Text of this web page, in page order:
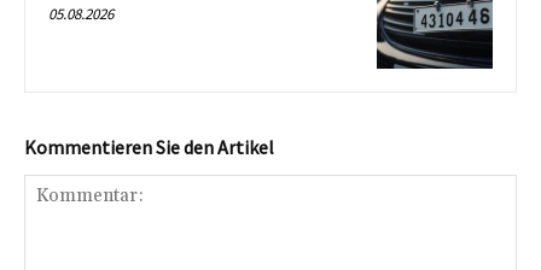
05.08.2026
Kommentieren Sie den Artikel